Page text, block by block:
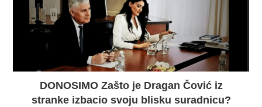
DONOSIMO Zašto je Dragan Čović iz
stranke izbacio svoju blisku suradnicu?